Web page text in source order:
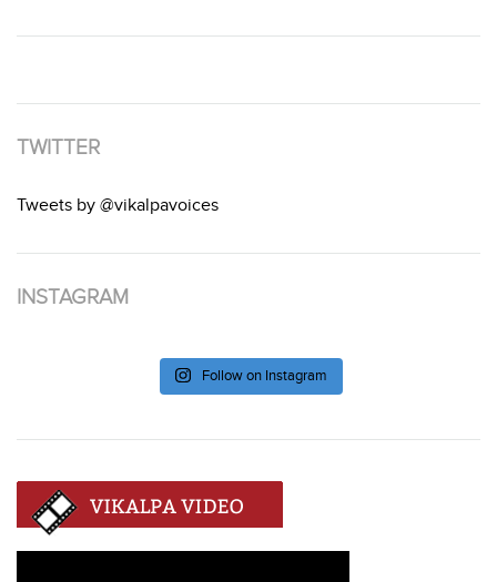
TWITTER
Tweets by @vikalpavoices
INSTAGRAM
Follow on Instagram